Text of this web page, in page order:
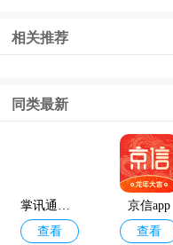
相关推荐
同类最新
掌讯通最新版本
查看
京信app
查看